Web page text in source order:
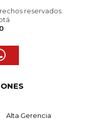
reservados.
Alta Gerencia